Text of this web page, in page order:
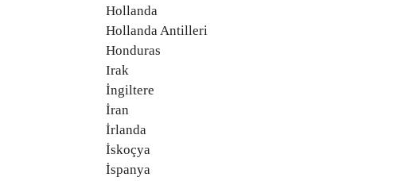
Hollanda
Hollanda Antilleri
Honduras
Irak
İngiltere
İran
İrlanda
İskoçya
İspanya